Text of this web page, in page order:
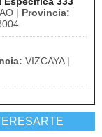
| Provincia:
VIZCAYA |